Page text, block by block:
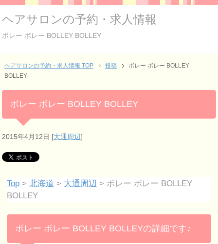
ヘアサロンの予約・求人情報
ボレー ボレー BOLLEY BOLLEY
ヘアサロンの予約・求人情報 TOP 投稿
ボレー ボレー BOLLEY
BOLLEY
ボレー ボレー BOLLEY BOLLEY
2015年4月12日 [大通周辺]
Top >北海道 > 大通周辺 > ボレー ボレー BOLLEY
BOLLEY
ボレー ボレー BOLLEY BOLLEYの詳細です♪